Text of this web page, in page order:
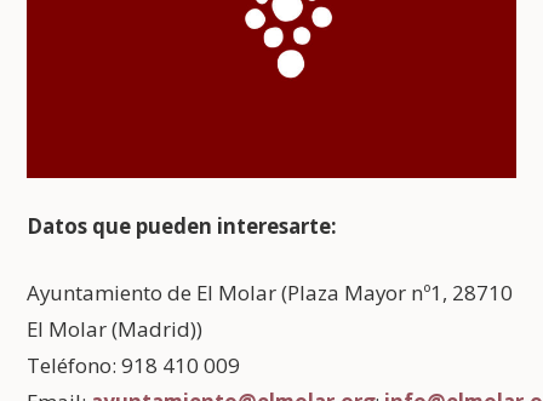
Datos que pueden interesarte:
Ayuntamiento de El Molar (Plaza Mayor nº1, 28710
El Molar (Madrid))
Teléfono: 918 410 009